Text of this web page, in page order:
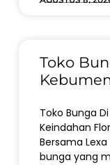
Toko
Toko Bunga
Keindahan
Bersama
bunga yang